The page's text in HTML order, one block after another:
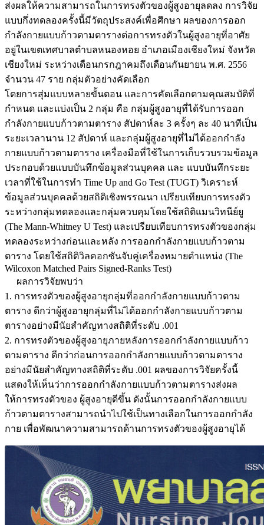
ส่งผลให้ความสามารถในการทรงตัวของผู้สูงอายุลดลง การวิจัย
แบบกึ่งทดลองครั้งนี้มีวัตถุประสงค์เพื่อศึกษา ผลของการออก
กำลังกายแบบก้าวตามตารางต่อการทรงตัวในผู้สูงอายุที่อาศัย
อยู่ในเขตเทศบาลตำบลหนองหอย อำเภอเมืองเชียงใหม่ จังหวัด
เชียงใหม่ ระหว่างเดือนกรกฎาคมถึงเดือนกันยายน พ.ศ. 2556
จำนวน 47 ราย กลุ่มตัวอย่างคัดเลือก
โดยการสุ่มแบบหลายขั้นตอน และการคัดเลือกตามคุณสมบัติที่
กำหนด และแบ่งเป็น 2 กลุ่ม คือ กลุ่มผู้สูงอายุที่ได้รับการออก
กำลังกายแบบก้าวตามตาราง สัปดาห์ละ 3 ครั้งๆ ละ 40 นาทีเป็น
ระยะเวลานาน 12 สัปดาห์ และกลุ่มผู้สูงอายุที่ไม่ได้ออกกำลัง
กายแบบก้าวตามตาราง เครื่องมือที่ใช้ในการเก็บรวบรวมข้อมูล
ประกอบด้วยแบบบันทึกข้อมูลส่วนบุคคล และ แบบบันทึกระยะ
เวลาที่ใช้ในการทำ Time Up and Go Test (TUGT) วิเคราะห์
ข้อมูลส่วนบุคคลด้วยสถิติเชิงพรรณนา เปรียบเทียบการทรงตัว
ระหว่างกลุ่มทดลองและกลุ่มควบคุมโดยใช้สถิติแมนวิทนีย์ยู
(The Mann-Whitney U Test) และเปรียบเทียบการทรงตัวของกลุ่ม
ทดลองระหว่างก่อนและหลัง การออกกำลังกายแบบก้าวตาม
ตาราง โดยใช้สถิติวิลคอกซันจับคู่เครื่องหมายตำแหน่ง (The
Wilcoxon Matched Pairs Signed-Ranks Test)
ผลการวิจัยพบว่า
1. การทรงตัวของผู้สูงอายุกลุ่มที่ออกกำลังกายแบบก้าวตาม
ตาราง ดีกว่าผู้สูงอายุกลุ่มที่ไม่ได้ออกกำลังกายแบบก้าวตาม
ตารางอย่างมีนัยสำคัญทางสถิติที่ระดับ .001
2. การทรงตัวของผู้สูงอายุภายหลังการออกกำลังกายแบบก้าว
ตามตาราง ดีกว่าก่อนการออกกำลังกายแบบก้าวตามตาราง
อย่างมีนัยสำคัญทางสถิติที่ระดับ .001 ผลของการวิจัยครั้งนี้
แสดงให้เห็นว่าการออกกำลังกายแบบก้าวตามตารางส่งผล
ให้การทรงตัวของ ผู้สูงอายุดีขึ้น ดังนั้นการออกกำลังกายแบบ
ก้าวตามตารางสามารถนำไปใช้เป็นทางเลือกในการออกกำลัง
กาย เพื่อพัฒนาความสามารถด้านการทรงตัวของผู้สูงอายุได้